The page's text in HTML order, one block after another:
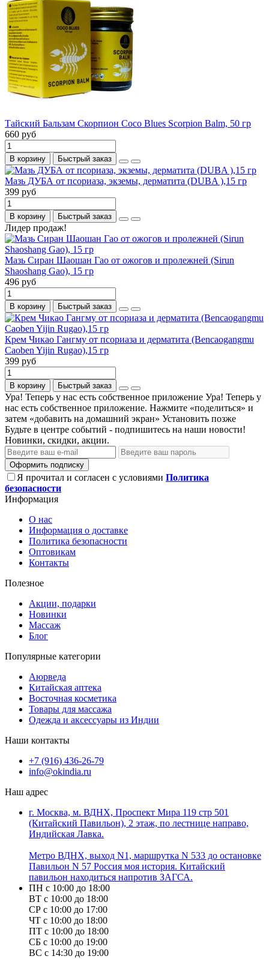
Тайский Бальзам Скорпион Coco Blues Scorpion Balm, 50 гр
660 руб
В корзину Быстрый заказ
Мазь ДУБА от псориаза, экземы, дерматита (DUBA ),15 гр
399 руб
В корзину Быстрый заказ
Лидер продаж!
Мазь Сиран Шаошан Гао от ожогов и пролежней (Sirun
Shaoshang Gao), 15 гр
496 руб
В корзину Быстрый заказ
Крем Чикао Гангму от псориаза и дерматита (Bencaogangmu
Caoben Yijin Rugao),15 гр
399 руб
В корзину Быстрый заказ
Ура! Теперь у нас есть собственное приложение Ура! Теперь у
нас есть собственное приложение. Нажмите «поделиться» и
затем «добавить на домашний экран» Установить позже
Будьте в центре событий - подпишитесь на наши новости!
Новинки, скидки, акции.
Оформить подписку
Я прочитал и согласен с условиями Политика
безопасности
Информация
О нас
Информация о доставке
Политика безопасности
Оптовикам
Контакты
Полезное
Акции, подарки
Новинки
Массаж
Блог
Популярные категории
Аюрведа
Китайская аптека
Восточная косметика
Товары для массажа
Одежда и аксессуары из Индии
Наши контакты
+7 (916) 436-26-79
info@okindia.ru
Наш адрес
г. Москва, м. ВДНХ, Проспект Мира 119 стр 501
(Китайский Павильон), 2 этаж, по лестнице направо,
Индийская Лавка.
Метро ВДНХ, выход N1, маршрутка N 533 до остановке
Павильон N 57 Россия моя история. Китайский
павильон находиться напротив ЗАГСА.
ПН с 10:00 до 18:00
ВТ с 10:00 до 18:00
СР с 10:00 до 17:00
ЧТ с 10:00 до 18:00
ПТ с 10:00 до 18:00
СБ с 10:00 до 19:00
ВС с 14:30 до 19:00